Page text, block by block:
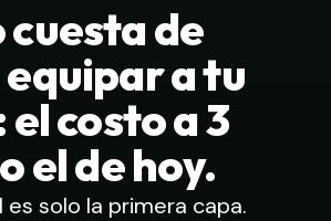
de
a tu
costo a 3
el de hoy.
es solo la primera capa.